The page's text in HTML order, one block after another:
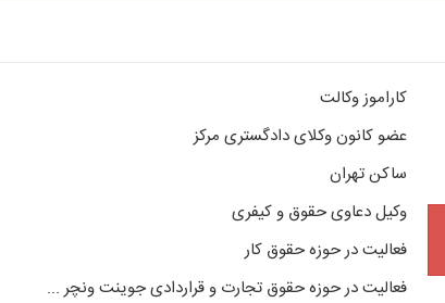
کاراموز وکالت
عضو کانون وکلای دادگستری مرکز
ساکن تهران
وکیل دعاوی حقوق و کیفری
فعالیت در حوزه حقوق کار
فعالیت در حوزه حقوق تجارت و قراردادی جوینت ونچر ...